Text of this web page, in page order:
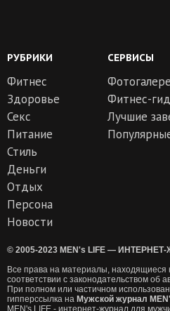
РУБРИКИ
Фитнес
Здоровье
Секс
Питание
Стиль
Деньги
Отдых
Персона
Новости
СЕРВИСЫ
Фитнес-гид
Лучшие
© 2005-2023 MEN's LIFE —
Все права на материалы, находящиеся
соответствии с законодательством об
При полном или частичном
гипперссылка на Мужской журнал
MEN's LIFE - интернет-журнал для